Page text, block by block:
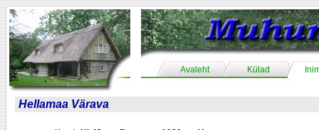
Avaleht Külad
Hellamaa Värava